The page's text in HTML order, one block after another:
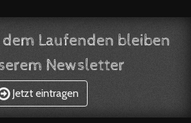
Laufenden bleiben
Newsletter
Jetzt eintragen